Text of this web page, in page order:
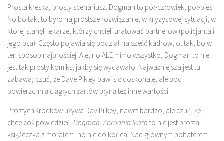
Prosta kreska, prosty scenariusz. Dogman to pół-człowiek, pół-pies.
No bo tak, to było najprostsze rozwiązanie, w kryzysowej sytuacji, w
której stanęli lekarze, którzy chcieli uratować partnerów (policjanta i
jego psa). Często pojawia się podział na sześć kadrów, ot tak, bo w
ten sposób najprościej. Ale, no ALE mimo wszystko, Dogman to nie
jest tak prosty komiks, jakby się wydawało. Najważniejsza jest tu
zabawa, czuć, że Dave Pikley bawi się doskonale, ale pod
powierzchnią ciągłych żartów płyną też inne wartości.
Prostych środków używa Dav Pilkey, nawet bardzo, ale czuć, że
chce coś powiedzieć. Dogman. Zbrodnia Ikarato nie jest prosta
książeczka z morałem, no nie do końca. Nad głównym bohaterem